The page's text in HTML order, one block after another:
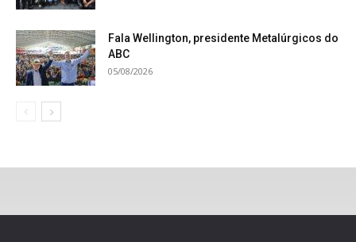
Fala Wellington, presidente Metalúrgicos do
ABC
05/08/2026